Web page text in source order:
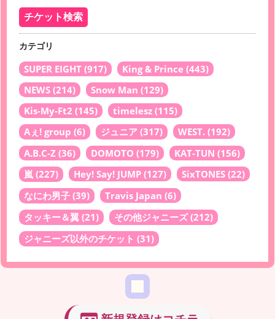
カテゴリ
SUPER EIGHT (917) King & Prince (443)
NEWS (214) Snow Man (129)
Kis-My-Ft2 (145) timelesz (115)
Aぇ! group (6) ジュニア (317) WEST. (192)
A.B.C-Z (36) DOMOTO (179) KAT-TUN (156)
嵐 (227) Hey! Say! JUMP (127) SixTONES (22)
なにわ男子 (39) Travis Japan (6)
タッキー＆翼 (21) その他ジャニーズ(212)
ジャニーズ以外のチケット (31)